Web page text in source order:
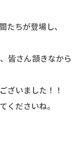
たちが登場し、
皆さん頷きなから
ざいました！！
くださいね。